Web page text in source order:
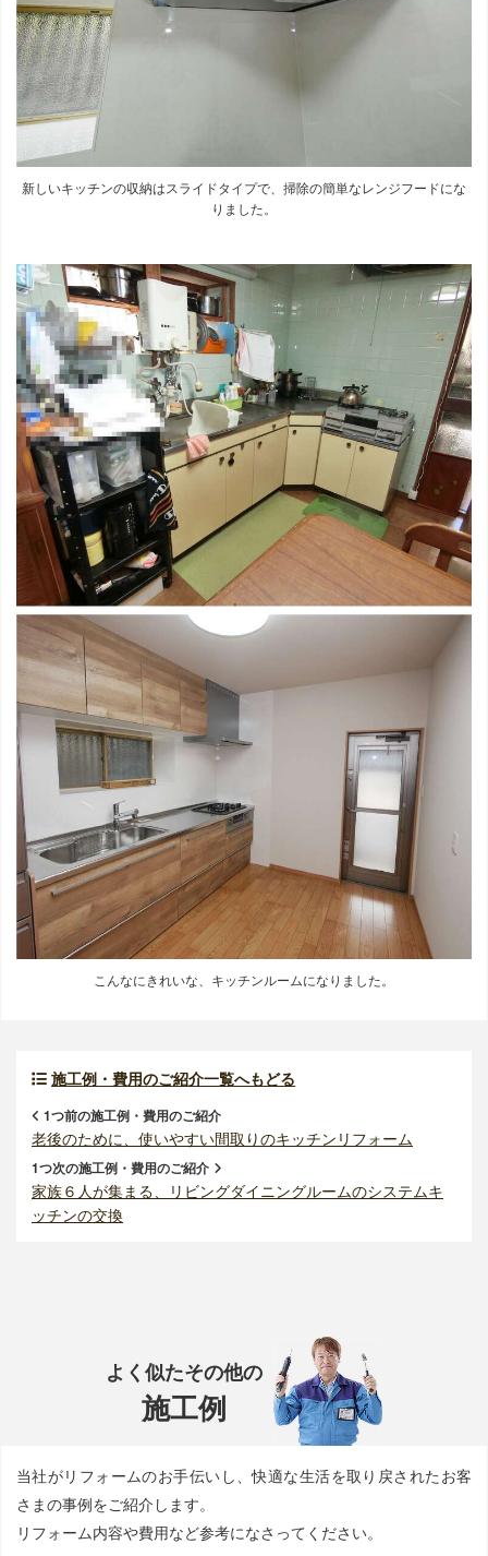
新しいキッチンの収納はスライドタイプで、掃除の簡単なレンジフードにな
りました。
こんなにきれいな、キッチンルームになりました。
施工例・費用のご紹介一覧へもどる
1つ前の施工例・費用のご紹介
老後のために、使いやすい間取りのキッチンリフォーム
1つ次の施工例・費用のご紹介
家族６人が集まる、リビングダイニングルームのシステムキ
ッチンの交換
よく似たその他の
施工例
当社がリフォームのお手伝いし、快適な生活を取り戻されたお客
さまの事例をご紹介します。
リフォーム内容や費用など参考になさってください。